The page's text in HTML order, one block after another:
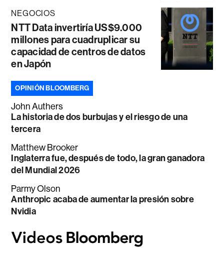
NEGOCIOS
NTT Data invertiría US$9.000
millones para cuadruplicar su
capacidad de centros de datos
en Japón
OPINIÓN BLOOMBERG
John Authers
La historia de dos burbujas y el riesgo de una
tercera
Matthew Brooker
Inglaterra fue, después de todo, la gran ganadora
del Mundial 2026
Parmy Olson
Anthropic acaba de aumentar la presión sobre
Nvidia